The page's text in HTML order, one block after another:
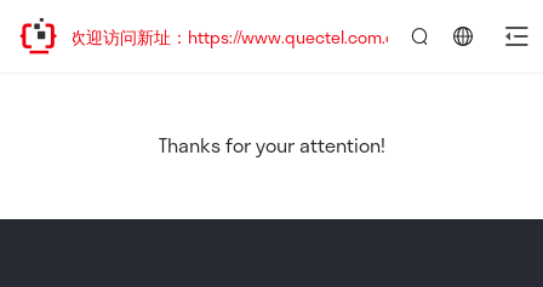
迁移，欢迎访问新址：https://www.quectel.com.cn
Thanks for your attention!